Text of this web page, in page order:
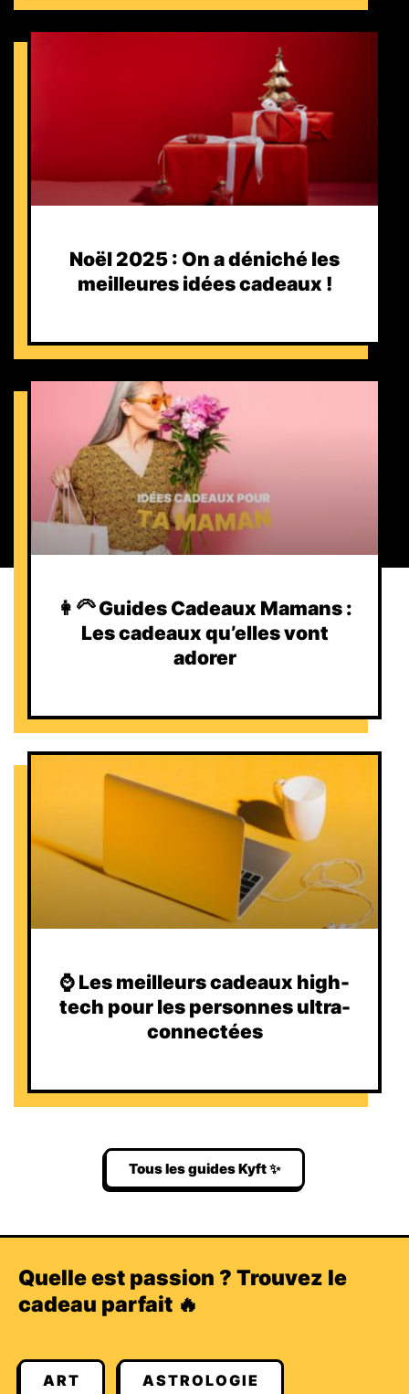
Noël 2025 : On a déniché les
meilleures idées cadeaux !
👩‍🦳 Guides Cadeaux Mamans :
Les cadeaux qu’elles vont
adorer
⌚️ Les meilleurs cadeaux high-
tech pour les personnes ultra-
connectées
Tous les guides Kyft ✨
Quelle est passion ? Trouvez le
cadeau parfait 🔥
ART ASTROLOGIE